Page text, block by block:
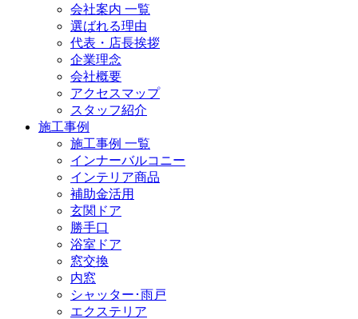
会社案内 一覧
選ばれる理由
代表・店長挨拶
企業理念
会社概要
アクセスマップ
スタッフ紹介
施工事例
施工事例 一覧
インナーバルコニー
インテリア商品
補助金活用
玄関ドア
勝手口
浴室ドア
窓交換
内窓
シャッター･雨戸
エクステリア